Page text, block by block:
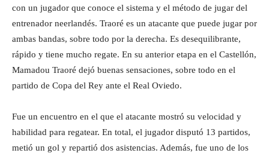
con un jugador que conoce el sistema y el método de jugar del
entrenador neerlandés. Traoré es un atacante que puede jugar por
ambas bandas, sobre todo por la derecha. Es desequilibrante,
rápido y tiene mucho regate. En su anterior etapa en el Castellón,
Mamadou Traoré dejó buenas sensaciones, sobre todo en el
partido de Copa del Rey ante el Real Oviedo.
Fue un encuentro en el que el atacante mostró su velocidad y
habilidad para regatear. En total, el jugador disputó 13 partidos,
metió un gol y repartió dos asistencias. Además, fue uno de los